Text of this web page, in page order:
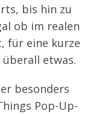
bis hin zu
ob im realen
für eine kurze
etwas.
besonders
Pop-Up-